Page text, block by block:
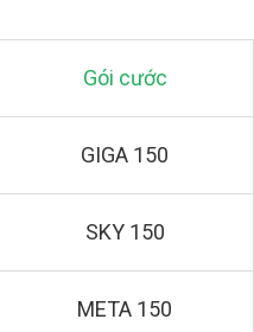
Gói cước
GIGA 150
SKY 150
META 150